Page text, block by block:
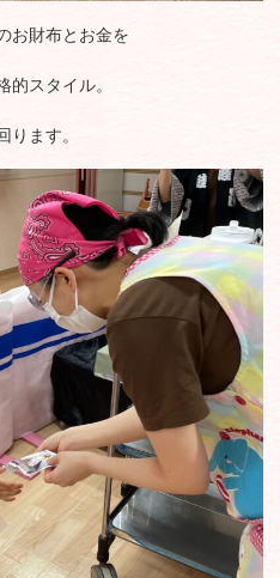
お財布とお金を
的スタイル。
ります。